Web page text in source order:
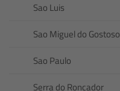
Sao Luis
Sao Miguel do Gostoso
Sao Paulo
Serra do Roncador